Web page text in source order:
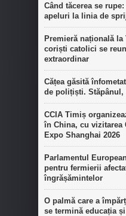
Când tăcerea se
apeluri la linia de
Premieră națională
coriști catolici se
extraordinar
Cățea găsită
de polițiști. Stăpânul,
CCIA Timiș
în China, cu vizitarea
Expo Shanghai 2026
Parlamentul
pentru fermierii
îngrășămintelor
O palmă care a
se termină educația